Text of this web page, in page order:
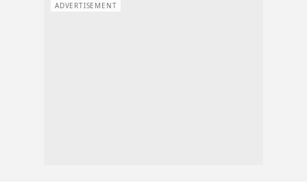
ADVERTISEMENT